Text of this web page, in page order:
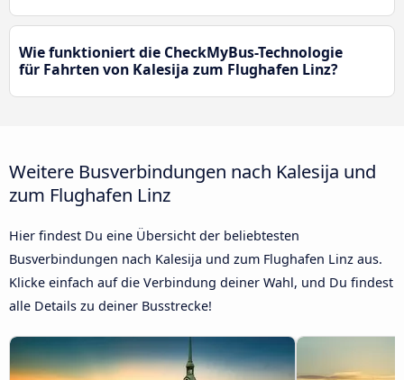
Wie funktioniert die CheckMyBus-Technologie
für Fahrten von Kalesija zum Flughafen Linz?
Weitere Busverbindungen nach Kalesija und
zum Flughafen Linz
Hier findest Du eine Übersicht der beliebtesten
Busverbindungen nach Kalesija und zum Flughafen Linz aus.
Klicke einfach auf die Verbindung deiner Wahl, und Du findest
alle Details zu deiner Busstrecke!